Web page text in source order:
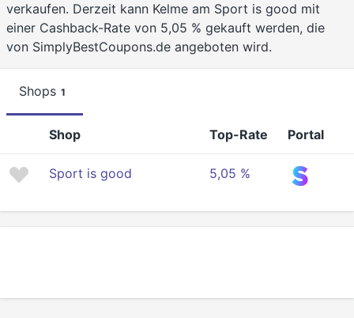
verkaufen. Derzeit kann Kelme am Sport is good mit
einer Cashback-Rate von 5,05 % gekauft werden, die
von SimplyBestCoupons.de angeboten wird.
Shops 1
Shop Top-Rate Portal
Sport is good 5,05 %